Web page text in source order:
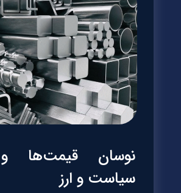
نوسان قیمت‌ها و
سیاست و ارز